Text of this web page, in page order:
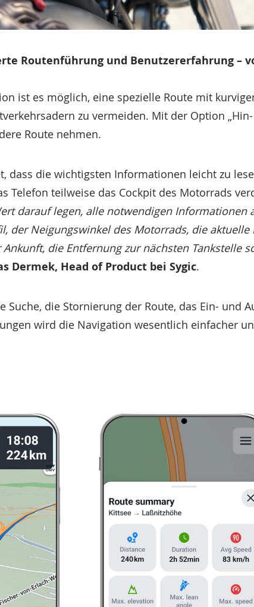
Routenführung und Benutzererfahrung –
ist es möglich, eine spezielle Route mit
zu vermeiden. Mit der Option
Route nehmen.
dass die wichtigsten Informationen leicht zu
Telefon teilweise das Cockpit des Motorrads
darauf legen, alle notwendigen Informationen
der Neigungswinkel des Motorrads, die
die Entfernung zur nächsten Tankstelle
Dermek, Head of Product bei Sygic.
Suche, die Stornierung der Route, das Ein- und
wird die Navigation wesentlich einfacher